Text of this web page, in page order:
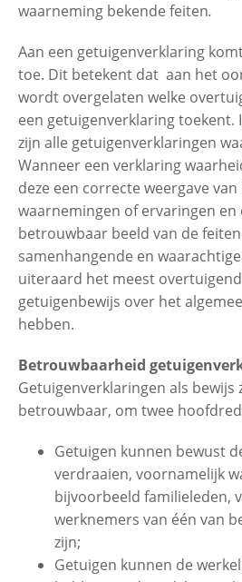
waarneming bekende feiten.
Aan een getuigenverklaring
toe. Dit betekent dat aan het
wordt overgelaten welke
een getuigenverklaring toekent.
zijn alle getuigenverklaringen
Wanneer een verklaring
deze een correcte weergave
waarnemingen of ervaringen en
betrouwbaar beeld van de
samenhangende en
uiteraard het meest overtuigend
getuigenbewijs over het
hebben.
Betrouwbaarheid
Getuigenverklaringen als bewijs
betrouwbaar, om twee
Getuigen kunnen bewust
verdraaien, voornamelijk
bijvoorbeeld familieleden,
werknemers van één van
zijn;
Getuigen kunnen de